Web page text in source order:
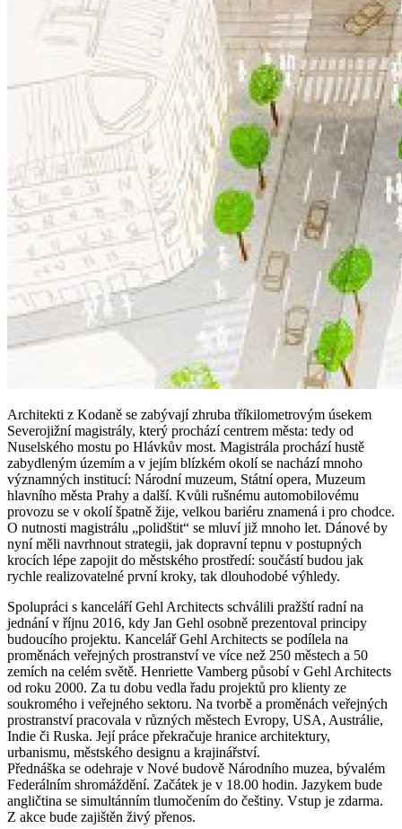
Architekti z Kodaně se zabývají zhruba tříkilometrovým úsekem
Severojižní magistrály, který prochází centrem města: tedy od
Nuselského mostu po Hlávkův most. Magistrála prochází hustě
zabydleným územím a v jejím blízkém okolí se nachází mnoho
významných institucí: Národní muzeum, Státní opera, Muzeum
hlavního města Prahy a další. Kvůli rušnému automobilovému
provozu se v okolí špatně žije, velkou bariéru znamená i pro chodce.
O nutnosti magistrálu „polidštit“ se mluví již mnoho let. Dánové by
nyní měli navrhnout strategii, jak dopravní tepnu v postupných
krocích lépe zapojit do městského prostředí: součástí budou jak
rychle realizovatelné první kroky, tak dlouhodobé výhledy.
Spolupráci s kanceláří Gehl Architects schválili pražští radní na
jednání v říjnu 2016, kdy Jan Gehl osobně prezentoval principy
budoucího projektu. Kancelář Gehl Architects se podílela na
proměnách veřejných prostranství ve více než 250 městech a 50
zemích na celém světě. Henriette Vamberg působí v Gehl Architects
od roku 2000. Za tu dobu vedla řadu projektů pro klienty ze
soukromého i veřejného sektoru. Na tvorbě a proměnách veřejných
prostranství pracovala v různých městech Evropy, USA, Austrálie,
Indie či Ruska. Její práce překračuje hranice architektury,
urbanismu, městského designu a krajinářství.
Přednáška se odehraje v Nové budově Národního muzea, bývalém
Federálním shromáždění. Začátek je v 18.00 hodin. Jazykem bude
angličtina se simultánním tlumočením do češtiny. Vstup je zdarma.
Z akce bude zajištěn živý přenos.